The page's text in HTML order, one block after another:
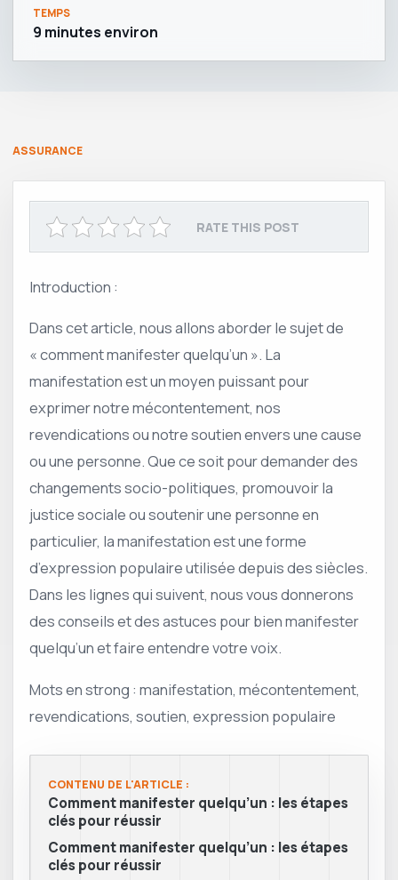
TEMPS
9 minutes environ
ASSURANCE
RATE THIS POST
Introduction :
Dans cet article, nous allons aborder le sujet de
« comment manifester quelqu’un ». La
manifestation est un moyen puissant pour
exprimer notre mécontentement, nos
revendications ou notre soutien envers une cause
ou une personne. Que ce soit pour demander des
changements socio-politiques, promouvoir la
justice sociale ou soutenir une personne en
particulier, la manifestation est une forme
d’expression populaire utilisée depuis des siècles.
Dans les lignes qui suivent, nous vous donnerons
des conseils et des astuces pour bien manifester
quelqu’un et faire entendre votre voix.
Mots en strong : manifestation, mécontentement,
revendications, soutien, expression populaire
CONTENU DE L'ARTICLE :
Comment manifester quelqu’un : les étapes
clés pour réussir
Comment manifester quelqu’un : les étapes
clés pour réussir